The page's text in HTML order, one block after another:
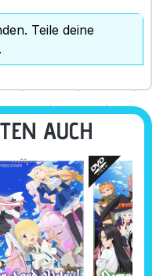
Teile deine
AUCH